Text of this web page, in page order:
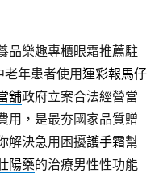
品樂趣專櫃眼霜推薦駐
年患者使用運彩報馬仔
舖政府立案合法經營當
用，是最夯國家品質贈
解決急用困擾護手霜幫
陽藥的治療男性性功能